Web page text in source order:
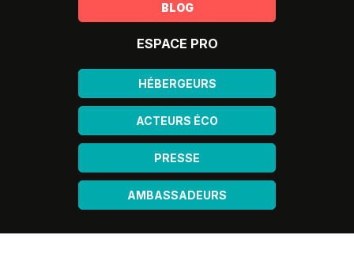
BLOG
ESPACE PRO
HÉBERGEURS
ACTEURS ÉCO
PRESSE
AMBASSADEURS